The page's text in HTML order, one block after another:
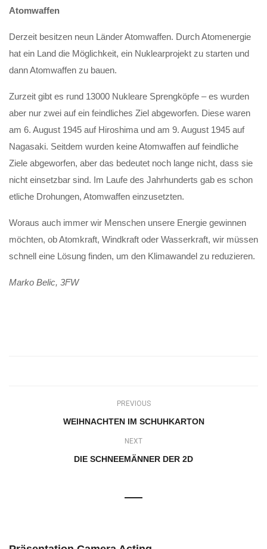
Atomwaffen
Derzeit besitzen neun Länder Atomwaffen. Durch Atomenergie
hat ein Land die Möglichkeit, ein Nuklearprojekt zu starten und
dann Atomwaffen zu bauen.
Zurzeit gibt es rund 13000 Nukleare Sprengköpfe – es wurden
aber nur zwei auf ein feindliches Ziel abgeworfen. Diese waren
am 6. August 1945 auf Hiroshima und am 9. August 1945 auf
Nagasaki. Seitdem wurden keine Atomwaffen auf feindliche
Ziele abgeworfen, aber das bedeutet noch lange nicht, dass sie
nicht einsetzbar sind. Im Laufe des Jahrhunderts gab es schon
etliche Drohungen, Atomwaffen einzusetzten.
Woraus auch immer wir Menschen unsere Energie gewinnen
möchten, ob Atomkraft, Windkraft oder Wasserkraft, wir müssen
schnell eine Lösung finden, um den Klimawandel zu reduzieren.
Marko Belic, 3FW
PREVIOUS
WEIHNACHTEN IM SCHUHKARTON
NEXT
DIE SCHNEEMÄNNER DER 2D